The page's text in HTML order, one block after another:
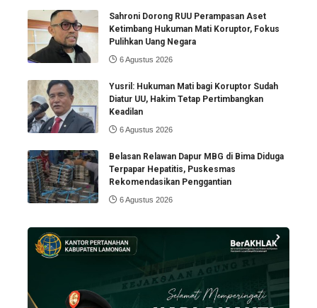
Sahroni Dorong RUU Perampasan Aset
Ketimbang Hukuman Mati Koruptor, Fokus
Pulihkan Uang Negara
6 Agustus 2026
Yusril: Hukuman Mati bagi Koruptor Sudah
Diatur UU, Hakim Tetap Pertimbangkan
Keadilan
6 Agustus 2026
Belasan Relawan Dapur MBG di Bima Diduga
Terpapar Hepatitis, Puskesmas
Rekomendasikan Penggantian
6 Agustus 2026